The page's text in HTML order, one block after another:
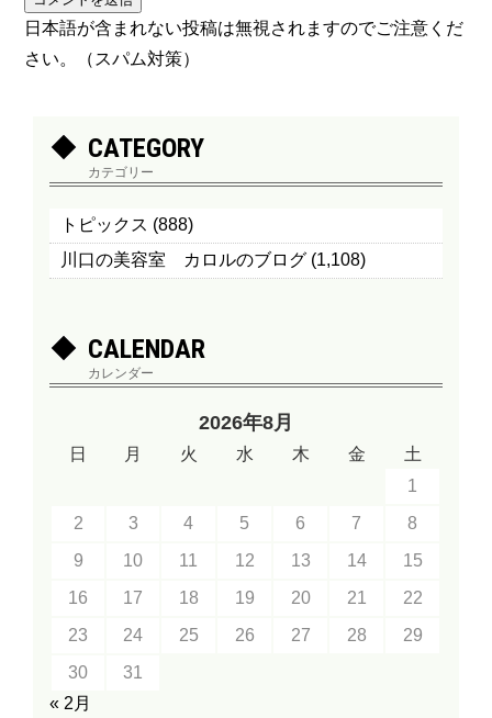
日本語が含まれない投稿は無視されますのでご注意くだ
さい。（スパム対策）
CATEGORY
カテゴリー
トピックス (888)
川口の美容室 カロルのブログ (1,108)
CALENDAR
カレンダー
2026年8月
日 月 火 水 木 金
土
1
2
3 4 5 6 7
8
9
10 11 12 13 14
15
16
17 18 19 20 21
22
23
24 25 26 27 28
29
30
31
« 2月